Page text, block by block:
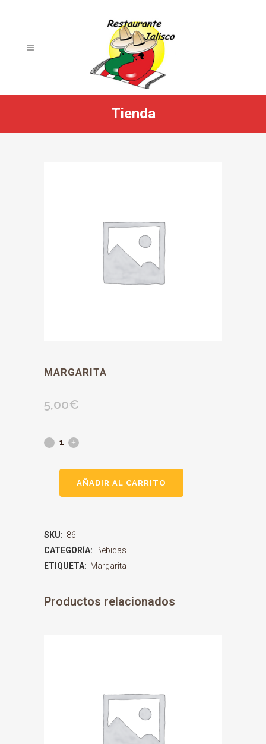
Tienda
MARGARITA
5,00€
AÑADIR AL CARRITO
SKU: 86
CATEGORÍA: Bebidas
ETIQUETA: Margarita
Productos relacionados